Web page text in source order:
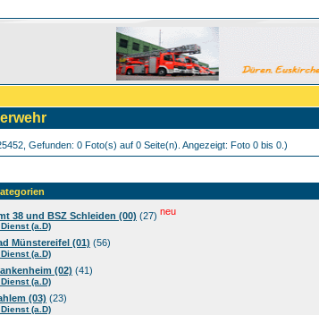
Gefunden: 0 Foto(s) auf 0 Seite(n). Angezeigt: Foto 0 bis 0.)
38 und BSZ Schleiden (00) (27) neu
(a.D)
Münstereifel (01) (56)
(a.D)
(02) (41)
(a.D)
(03) (23)
(a.D)